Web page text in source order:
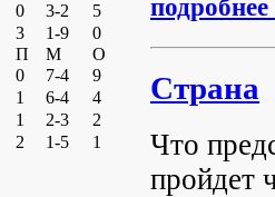
0 3-2
5
3 1-9
0
П М
О
0 7-4
9
1 6-4
4
1 2-3
2
2 1-5 1
подробнее
Страна
Что
пройдет